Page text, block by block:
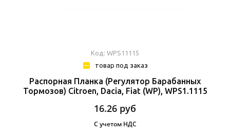
Код: WPS11115
товар под заказ
Распорная Планка (Регулятор Барабанных
Тормозов) Citroen, Dacia, Fiat (WP), WPS1.1115
16.26 руб
С учетом НДС